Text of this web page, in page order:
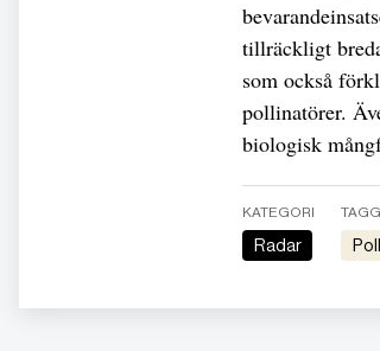
tillräckligt
som också
pollinatörer.
biologisk
KATEGORI
Radar